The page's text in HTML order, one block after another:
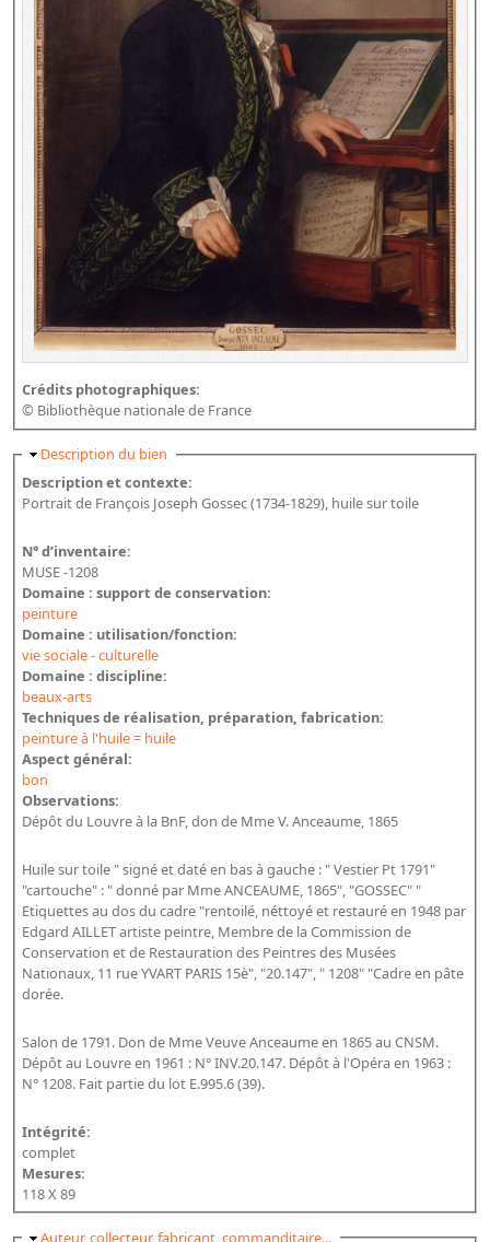
Crédits photographiques:
© Bibliothèque nationale de France
Masquer
Description du bien
Description et contexte:
Portrait de François Joseph Gossec (1734-1829), huile sur toile
N° d’inventaire:
MUSE -1208
Domaine : support de conservation:
peinture
Domaine : utilisation/fonction:
vie sociale - culturelle
Domaine : discipline:
beaux-arts
Techniques de réalisation, préparation, fabrication:
peinture à l'huile = huile
Aspect général:
bon
Observations:
Dépôt du Louvre à la BnF, don de Mme V. Anceaume, 1865
Huile sur toile " signé et daté en bas à gauche : " Vestier Pt 1791"
"cartouche" : " donné par Mme ANCEAUME, 1865", "GOSSEC" "
Etiquettes au dos du cadre "rentoilé, néttoyé et restauré en 1948 par
Edgard AILLET artiste peintre, Membre de la Commission de
Conservation et de Restauration des Peintres des Musées
Nationaux, 11 rue YVART PARIS 15è", "20.147", " 1208" "Cadre en pâte
dorée.
Salon de 1791. Don de Mme Veuve Anceaume en 1865 au CNSM.
Dépôt au Louvre en 1961 : N° INV.20.147. Dépôt à l'Opéra en 1963 :
N° 1208. Fait partie du lot E.995.6 (39).
Intégrité:
complet
Mesures:
118 X 89
Masquer
Auteur, collecteur, fabricant, commanditaire...